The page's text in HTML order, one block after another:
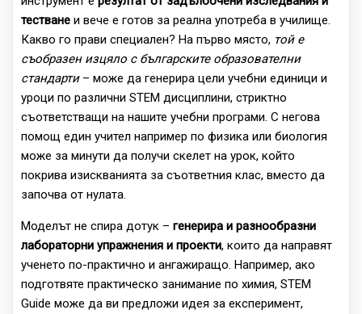
тестване и вече е готов за реална употреба в училище.
Какво го прави специален? На първо място, той е
съобразен изцяло с българските образователни
стандарти– може да генерира цели учебни единици и
уроци по различни STEM дисциплини, стриктно
съответстващи на нашите учебни програми. С негова
помощ един учител например по физика или биология
може за минути да получи скелет на урок, който
покрива изискванията за съответния клас, вместо да
започва от нулата.
Моделът не спира дотук – генерира и разнообразни
лабораторни упражнения и проекти, които да направят
ученето по-практично и ангажиращо. Например, ако
подготвяте практическо занимание по химия, STEM
Guide може да ви предложи идея за експеримент,